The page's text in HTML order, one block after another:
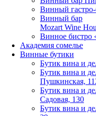
Винный
Винный бар
Mozart Wine
Винное бистро
Академия сомелье
Винные бутики
Бутик вина и
Бутик вина и
Пушкинская,
Бутик вина и
Садовая, 130
Бутик вина и